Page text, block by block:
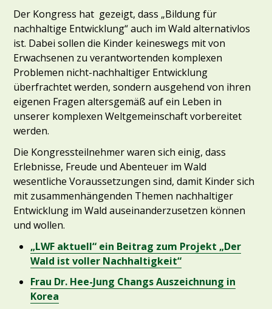
Der Kongress hat gezeigt, dass „Bildung für
nachhaltige Entwicklung“ auch im Wald alternativlos
ist. Dabei sollen die Kinder keineswegs mit von
Erwachsenen zu verantwortenden komplexen
Problemen nicht-nachhaltiger Entwicklung
überfrachtet werden, sondern ausgehend von ihren
eigenen Fragen altersgemäß auf ein Leben in
unserer komplexen Weltgemeinschaft vorbereitet
werden.
Die Kongressteilnehmer waren sich einig, dass
Erlebnisse, Freude und Abenteuer im Wald
wesentliche Voraussetzungen sind, damit Kinder sich
mit zusammenhängenden Themen nachhaltiger
Entwicklung im Wald auseinanderzusetzen können
und wollen.
„LWF aktuell“ ein Beitrag zum Projekt „Der
Wald ist voller Nachhaltigkeit“
Frau Dr. Hee-Jung Changs Auszeichnung in
Korea